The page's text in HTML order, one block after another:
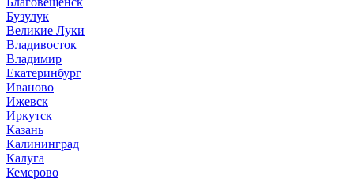
Бузулук
Великие Луки
Владивосток
Владимир
Екатеринбург
Иваново
Ижевск
Иркутск
Казань
Калининград
Калуга
Кемерово